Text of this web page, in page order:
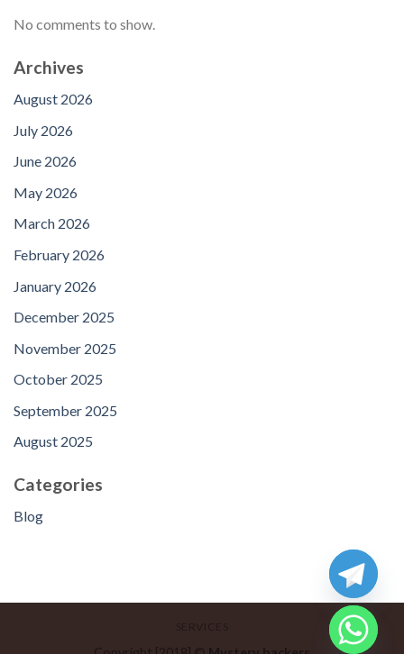
No comments to show.
Archives
August 2026
July 2026
June 2026
May 2026
March 2026
February 2026
January 2026
December 2025
November 2025
October 2025
September 2025
August 2025
Categories
Blog